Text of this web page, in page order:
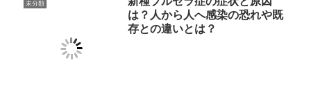
未分類
は？人から人へ感染の恐れや既
存との違いとは？